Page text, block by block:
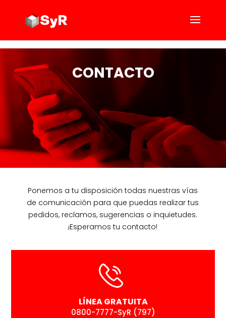
CONTACTO
Ponemos a tu disposición todas nuestras vías
de comunicación para que puedas realizar tus
pedidos, reclamos, sugerencias o inquietudes.
¡Esperamos tu contacto!
LÍNEA GRATUITA
0800-7777-SyR (797)